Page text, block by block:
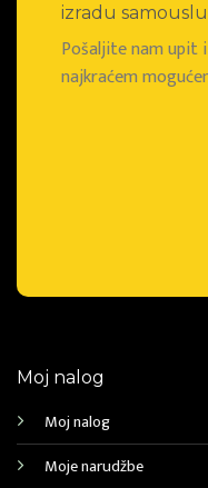
izradu
Pošaljite nam upit
najkraćem
Moj nalog
Moj nalog
Moje narudžbe